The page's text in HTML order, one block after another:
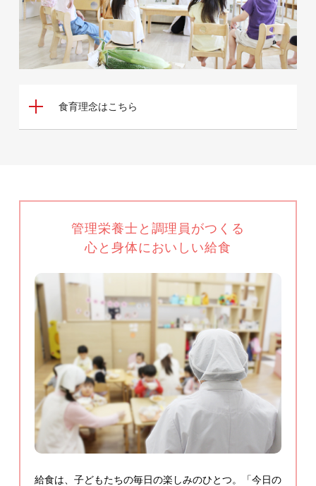
食育理念はこちら
管理栄養士と調理員がつくる
心と身体においしい給食
給食は、子どもたちの毎日の楽しみのひとつ。「今日の